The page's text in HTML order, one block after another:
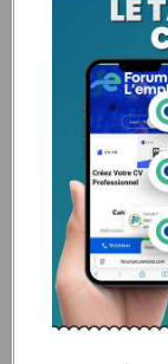
Lome, Togo
Espaces
Parcourir les
Tableau de Bord
Alertes d’Emploi